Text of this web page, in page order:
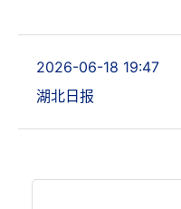
2026-06-18 19:47
湖北日报